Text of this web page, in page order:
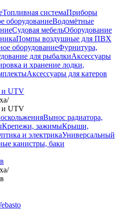
Топливная системаПриборы
оборудованиеВодомётные
Судовая мебельОборудование
Помпы воздушные для ПВХ
оборудованиеФурнитура,
для рыбалкиАксессуары
и хранение лодки,
Аксессуары для катеров
и UTV
/
и UTV
Вынос радиатора,
Крепежи, зажимыКрыши,
и электрикаУниверсальный
канистры, баки
/